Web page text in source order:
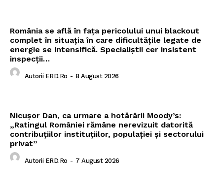
România se află în fața pericolului unui blackout
complet în situația în care dificultățile legate de
energie se intensifică. Specialiștii cer insistent
inspecții…
Autorii ERD.ro - 8 August 2026
Nicușor Dan, ca urmare a hotărârii Moody’s:
„Ratingul României rămâne nerevizuit datorită
contribuțiilor instituțiilor, populației și sectorului
privat”
Autorii ERD.ro - 7 August 2026